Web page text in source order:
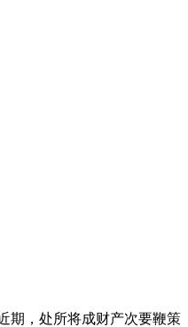
，处所将成财产次要鞭策